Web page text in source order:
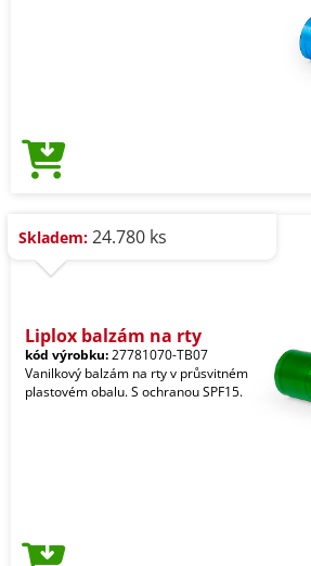
Skladem: 24.780 ks
Liplox balzám na rty
kód výrobku:27781070-TB07
Vanilkový balzám na rty v průsvitném
plastovém obalu. S ochranou SPF15.